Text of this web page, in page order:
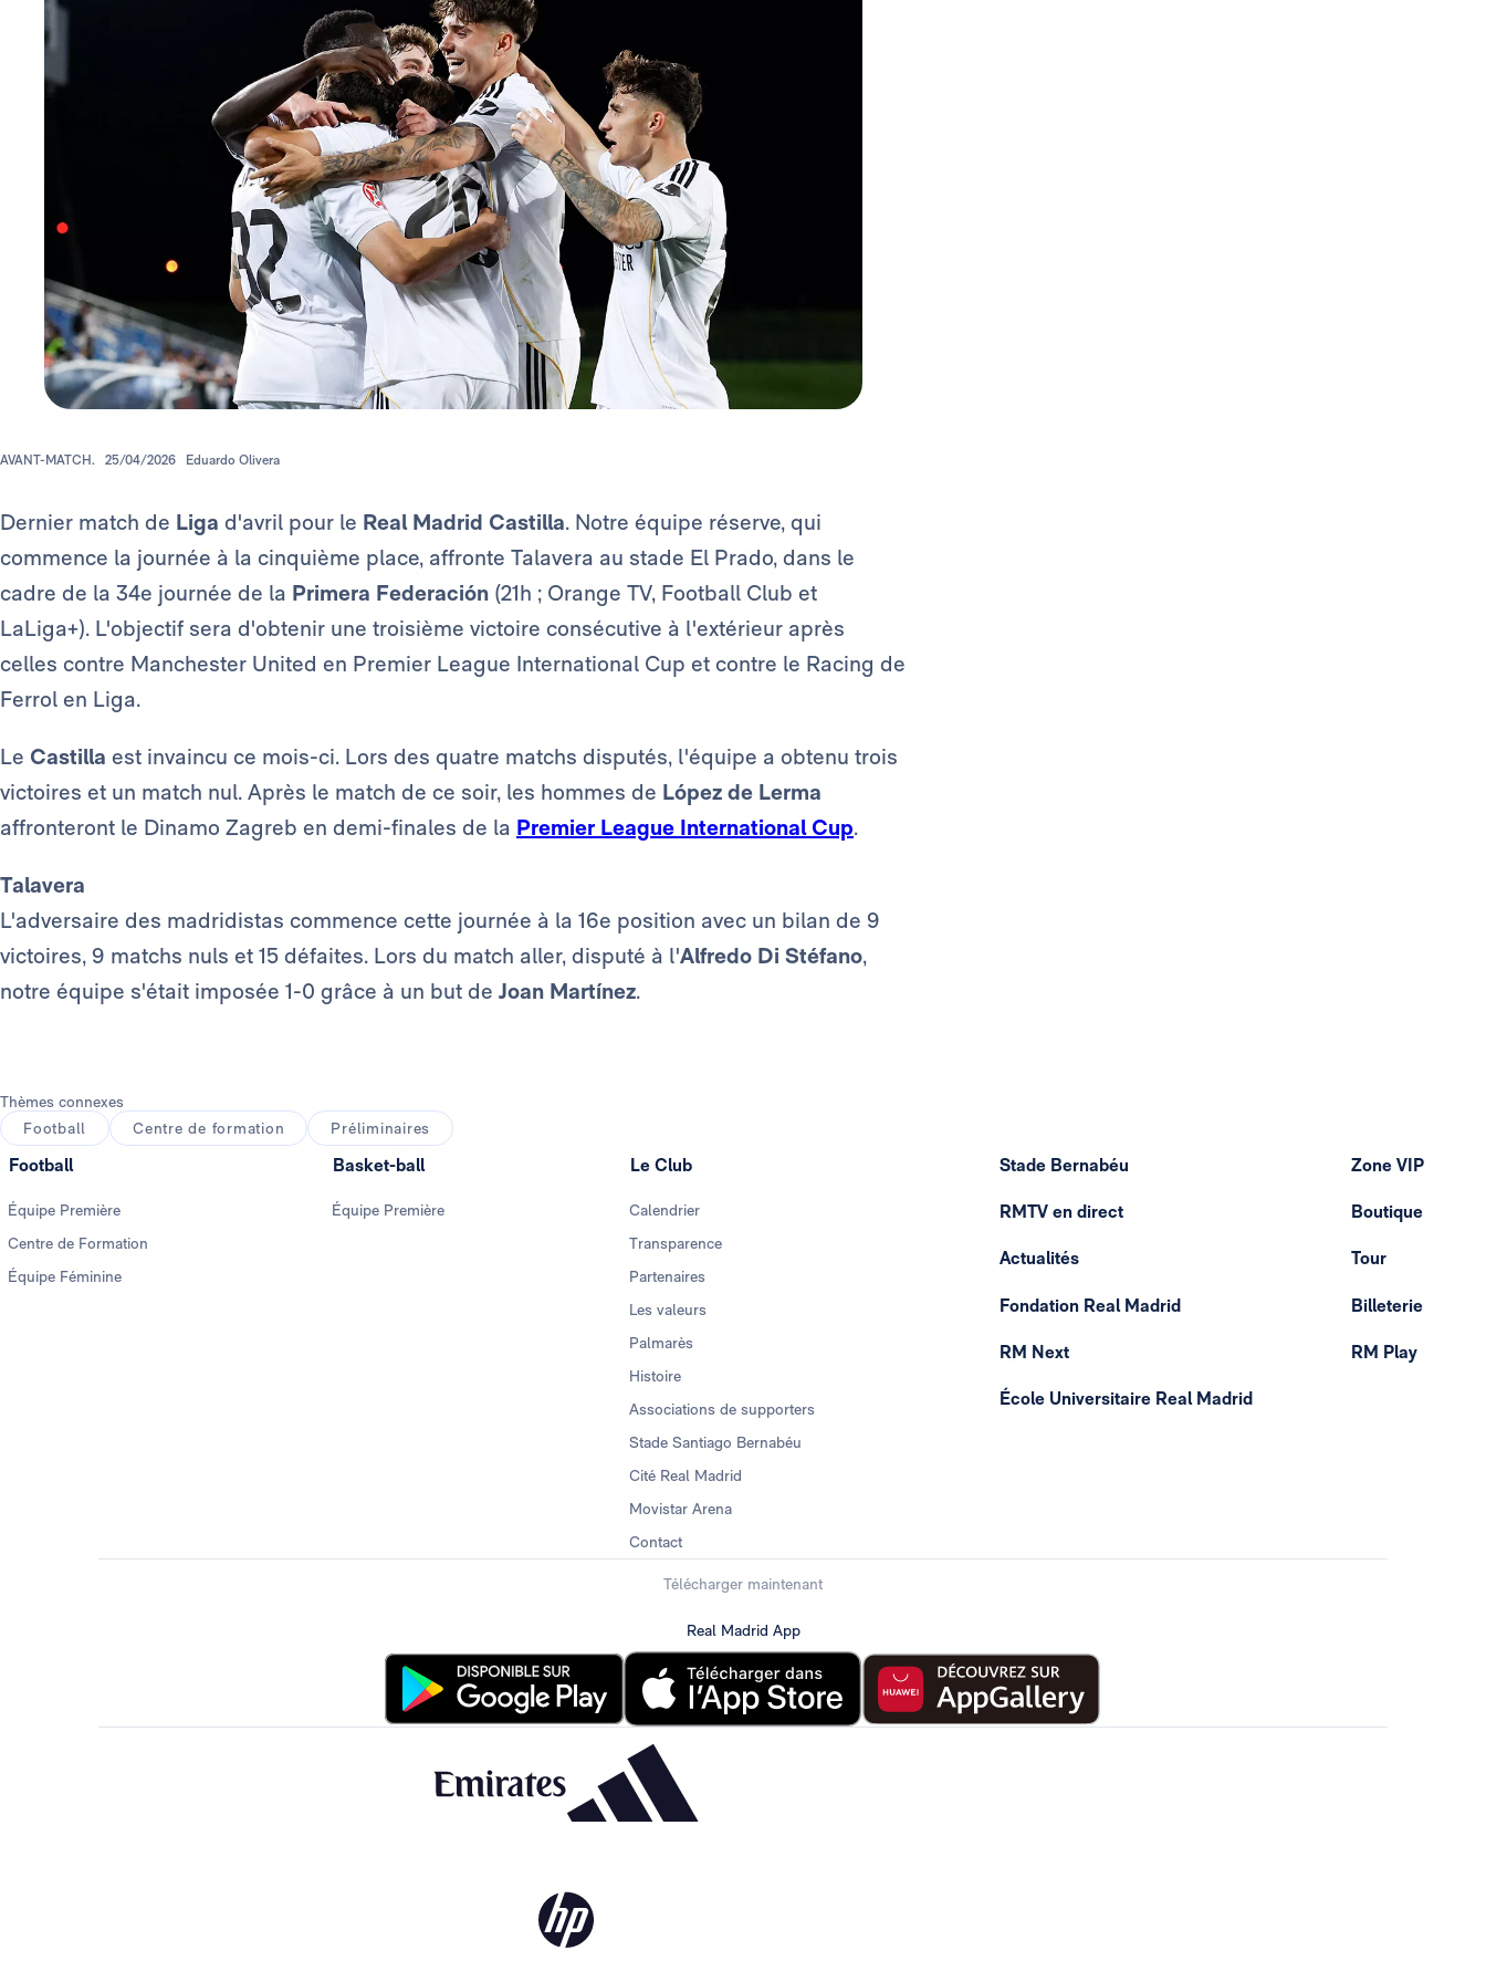
AVANT-MATCH. 25/04/2026 Eduardo Olivera
Dernier match de Liga d'avril pour le Real Madrid Castilla. Notre équipe réserve, qui
commence la journée à la cinquième place, affronte Talavera au stade El Prado, dans le
cadre de la 34e journée de la Primera Federación (21h ; Orange TV, Football Club et
LaLiga+). L'objectif sera d'obtenir une troisième victoire consécutive à l'extérieur après
celles contre Manchester United en Premier League International Cup et contre le Racing de
Ferrol en Liga.
Le Castilla est invaincu ce mois-ci. Lors des quatre matchs disputés, l'équipe a obtenu trois
victoires et un match nul. Après le match de ce soir, les hommes de López de Lerma
affronteront le Dinamo Zagreb en demi-finales de la Premier League International Cup.
Talavera
L'adversaire des madridistas commence cette journée à la 16e position avec un bilan de 9
victoires, 9 matchs nuls et 15 défaites. Lors du match aller, disputé à l'Alfredo Di Stéfano,
notre équipe s'était imposée 1-0 grâce à un but de Joan Martínez.
Thèmes connexes
Football
Centre de formation Préliminaires
Football
Équipe Première
Centre de Formation
Équipe Féminine
Basket-ball
Équipe Première
Le Club
Calendrier
Transparence
Partenaires
Les valeurs
Palmarès
Histoire
Associations de supporters
Stade Santiago Bernabéu
Cité Real Madrid
Movistar Arena
Contact
Stade Bernabéu
RMTV en direct
Actualités
Fondation Real Madrid
RM Next
École Universitaire Real Madrid
Zone VIP
Boutique
Tour
Billeterie
RM Play
Télécharger maintenant
Real Madrid App